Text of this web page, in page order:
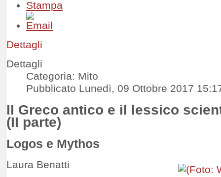
Dettagli
Dettagli
Categoria: Mito
Pubblicato Lunedì, 09 Ottobre 2017
Il Greco antico e il lessico
(II parte)
Logos e Mythos
Laura Benatti